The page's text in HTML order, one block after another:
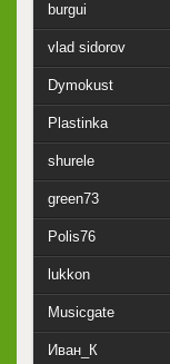
burgui
vlad sidorov
Dymokust
Plastinka
shurele
green73
Polis76
lukkon
Musicgate
Иван_К